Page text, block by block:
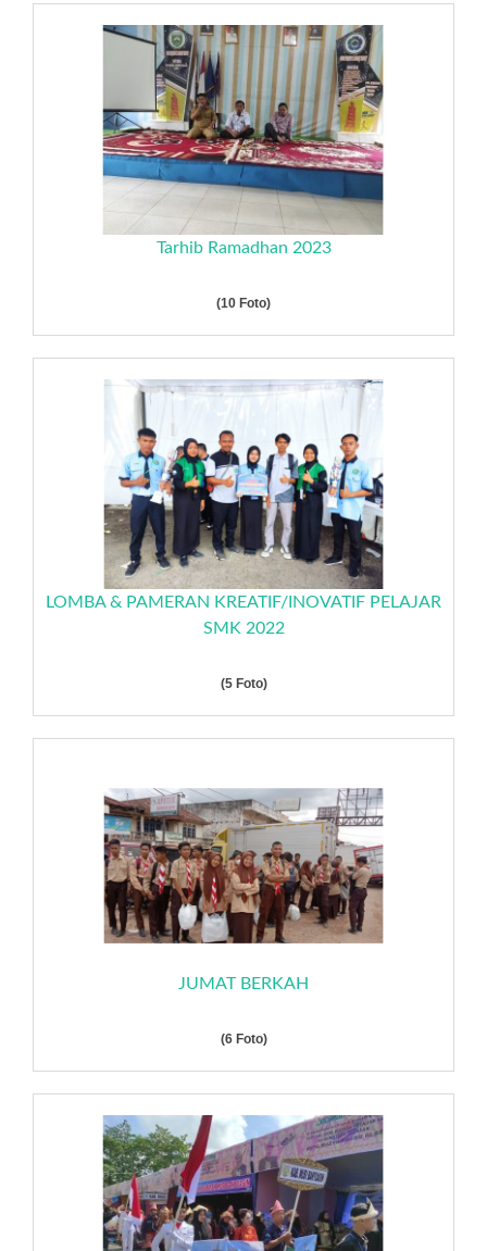
Tarhib Ramadhan 2023
(10 Foto)
LOMBA & PAMERAN KREATIF/INOVATIF PELAJAR
SMK 2022
(5 Foto)
JUMAT BERKAH
(6 Foto)